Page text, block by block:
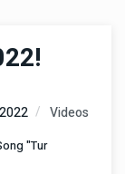
Videos
"Tur